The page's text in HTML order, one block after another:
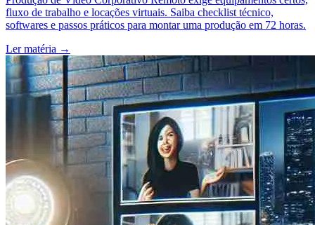
fluxo de trabalho e locações virtuais. Saiba checklist técnico,
softwares e passos práticos para montar uma produção em 72 horas.
Ler matéria →